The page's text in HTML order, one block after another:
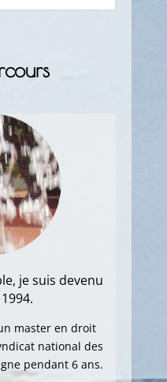
je suis devenu
master en droit
national des
pendant 6 ans.